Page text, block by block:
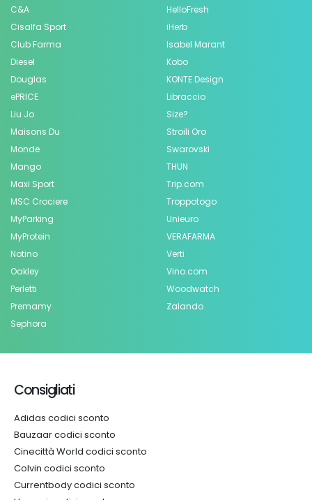
C&A
Cisalfa Sport
Club Farma
Diesel
Douglas
ePRICE
HelloFresh
iHerb
Isabel Marant
Kobo
KONTE Design
Libraccio
Liu Jo
Maisons Du
Monde
Mango
Maxi Sport
MSC Crociere
MyParking
MyProtein
Notino
Oakley
Perletti
Premamy
Sephora
Size?
Stroili Oro
Swarovski
THUN
Trip.com
Troppotogo
Unieuro
VERAFARMA
Verti
Vino.com
Woodwatch
Zalando
Consigliati
Adidas codici sconto
Bauzaar codici sconto
Cinecittà World codici sconto
Colvin codici sconto
Currentbody codici sconto